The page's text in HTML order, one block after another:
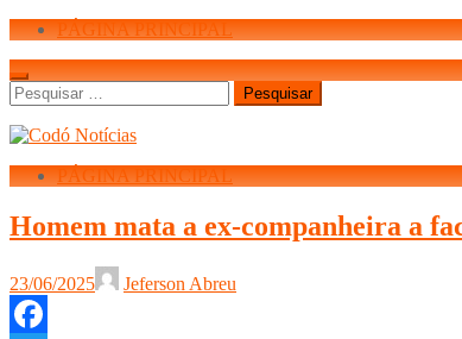
PÁGINA PRINCIPAL
Pesquisar
por:
PÁGINA PRINCIPAL
Homem mata a ex-companheira a
23/06/2025 Jeferson Abreu